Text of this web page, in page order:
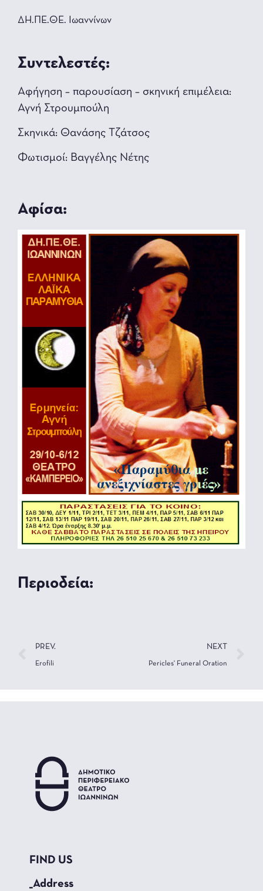
ΔΗ.ΠΕ.ΘΕ. Ιωαννίνων
Συντελεστές:
Αφήγηση – παρουσίαση – σκηνική επιμέλεια:
Αγνή Στρουμπούλη
Σκηνικά: Θανάσης Τζάτσος
Φωτισμοί: Βαγγέλης Νέτης
Αφίσα:
Περιοδεία:
PREV.
Erofili
NEXT
Pericles' Funeral Oration
FIND US
_Address